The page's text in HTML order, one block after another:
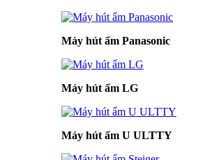
Máy hút ẩm Panasonic
Máy hút ẩm LG
Máy hút ẩm U ULTTY